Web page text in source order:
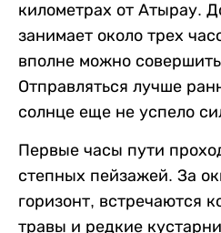
километрах от Атырау.
занимает около трех
вполне можно
Отправляться лучше
солнце еще не успело
Первые часы пути
степных пейзажей. За
горизонт, встречаются
травы и редкие